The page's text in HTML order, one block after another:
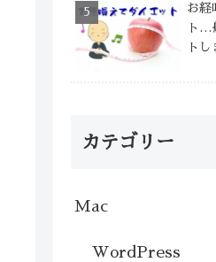
お経
ト…
トし
カテゴリー
Mac
WordPress